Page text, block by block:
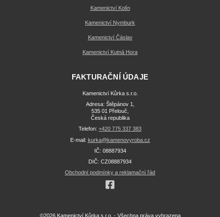
Kamenictví Kolín
Kamenictví Nymburk
Kamenictví Čáslav
Kamenictví Kutná Hora
FAKTURAČNÍ ÚDAJE
Kamenictví Kůrka s.r.o.
Adresa: Štěpánov 1,
535 01 Přelouč,
Česká republika
Telefon: +420 775 337 383
E-mail: kurka@kamenovyroba.cz
IČ: 08887934
DIČ: CZ08887934
Obchodní podmínky a reklamační řád
©2026 Kamenictví Kůrka s.r.o. - Všechna práva vyhrazena